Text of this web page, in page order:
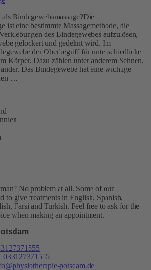
Bindegewebsmassage?Die
ist eine bestimmte Massagemethode, die
des Bindegewebes aufzulösen,
gelockert und gedehnt wird. Im
der Oberbegriff für unterschiedliche
Körper. Dazu zählen unter anderem Sehnen,
Das Bindegewebe hat eine wichtige
…
No problem at all. Some of our
to give treatments in English, Spanish,
Farsi and Turkish. Feel free to ask for the
when making an appointment.
033127371555
potsdam.de